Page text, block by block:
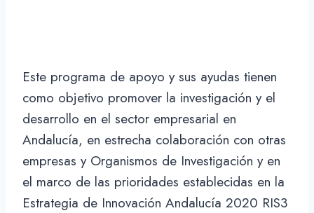
Este programa de apoyo y sus ayudas tienen
como objetivo promover la investigación y el
desarrollo en el sector empresarial en
Andalucía, en estrecha colaboración con otras
empresas y Organismos de Investigación y en
el marco de las prioridades establecidas en la
Estrategia de Innovación Andalucía 2020 RIS3